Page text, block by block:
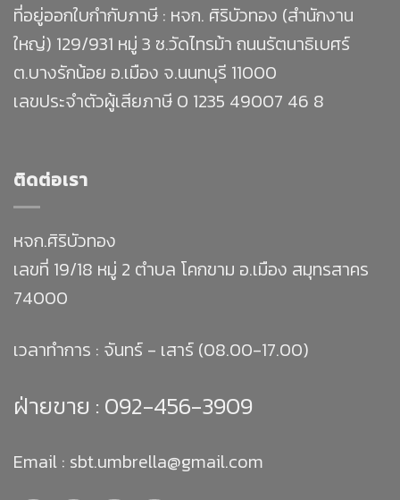
ที่อยู่ออกใบกำกับภาษี : หจก. ศิริบัวทอง (สำนักงาน
ใหญ่) 129/931 หมู่ 3 ซ.วัดไทรม้า ถนนรัตนาธิเบศร์
ต.บางรักน้อย อ.เมือง จ.นนทบุรี 11000
เลขประจำตัวผู้เสียภาษี 0 1235 49007 46 8
ติดต่อเรา
หจก.ศิริบัวทอง
เลขที่ 19/18 หมู่ 2 ตำบล โคกขาม อ.เมือง สมุทรสาคร
74000
เวลาทำการ : จันทร์ - เสาร์ (08.00-17.00)
ฝ่ายขาย : 092-456-3909
Email : sbt.umbrella@gmail.com